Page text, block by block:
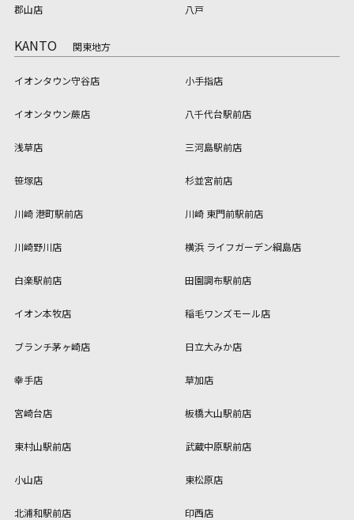
郡山店 八戸
KANTO 関東地方
イオンタウン守谷店 小手指店
イオンタウン蕨店 八千代台駅前店
浅草店 三河島駅前店
笹塚店 杉並宮前店
川崎 港町駅前店 川崎 東門前駅前店
川崎野川店 横浜 ライフガーデン綱島店
白楽駅前店 田園調布駅前店
イオン本牧店 稲毛ワンズモール店
ブランチ茅ヶ崎店 日立大みか店
幸手店 草加店
宮崎台店 板橋大山駅前店
東村山駅前店 武蔵中原駅前店
小山店 東松原店
北浦和駅前店 印西店